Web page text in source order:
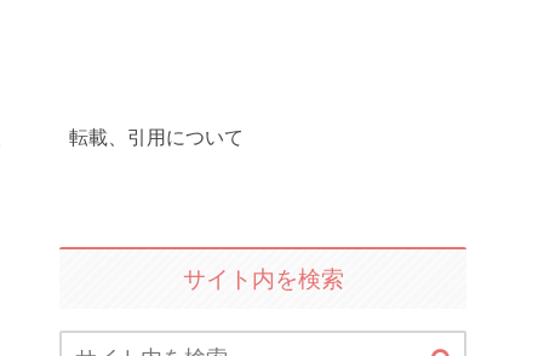
転載、引用について
サイト内を検索